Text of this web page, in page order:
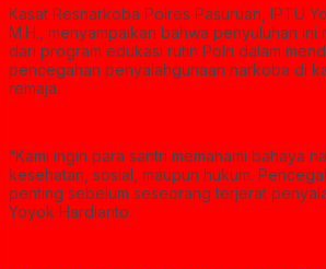
Kasat Resnarkoba Polres Pasuruan, IPTU
M.H., menyampaikan bahwa penyuluhan ini
dari program edukasi rutin Polri dalam
pencegahan penyalahgunaan narkoba di
remaja.
“Kami ingin para santri memahami bahaya
kesehatan, sosial, maupun hukum.
penting sebelum seseorang terjerat
Yoyok Hardianto.